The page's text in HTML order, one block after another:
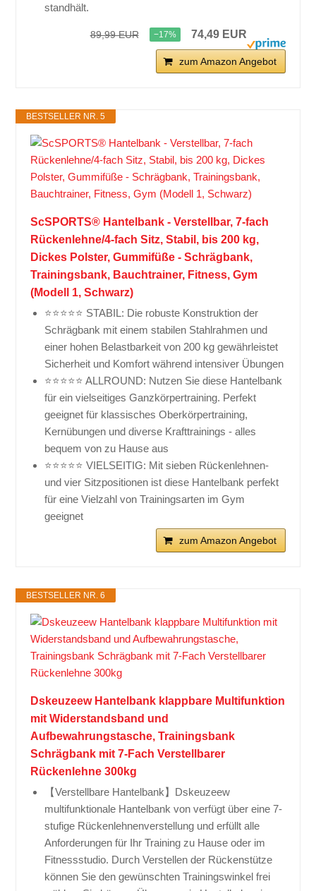
standhält.
89,99 EUR −17% 74,49 EUR
zum Amazon Angebot
BESTSELLER NR. 5
ScSPORTS® Hantelbank - Verstellbar, 7-fach
Rückenlehne/4-fach Sitz, Stabil, bis 200 kg,
Dickes Polster, Gummifüße - Schrägbank,
Trainingsbank, Bauchtrainer, Fitness, Gym
(Modell 1, Schwarz)
⭐⭐⭐⭐⭐ STABIL: Die robuste Konstruktion der
Schrägbank mit einem stabilen Stahlrahmen und
einer hohen Belastbarkeit von 200 kg gewährleistet
Sicherheit und Komfort während intensiver Übungen
⭐⭐⭐⭐⭐ ALLROUND: Nutzen Sie diese Hantelbank
für ein vielseitiges Ganzkörpertraining. Perfekt
geeignet für klassisches Oberkörpertraining,
Kernübungen und diverse Krafttrainings - alles
bequem von zu Hause aus
⭐⭐⭐⭐⭐ VIELSEITIG: Mit sieben Rückenlehnen-
und vier Sitzpositionen ist diese Hantelbank perfekt
für eine Vielzahl von Trainingsarten im Gym
geeignet
zum Amazon Angebot
BESTSELLER NR. 6
Dskeuzeew Hantelbank klappbare Multifunktion
mit Widerstandsband und
Aufbewahrungstasche, Trainingsbank
Schrägbank mit 7-Fach Verstellbarer
Rückenlehne 300kg
【Verstellbare Hantelbank】Dskeuzeew
multifunktionale Hantelbank von verfügt über eine 7-
stufige Rückenlehnenverstellung und erfüllt alle
Anforderungen für Ihr Training zu Hause oder im
Fitnessstudio. Durch Verstellen der Rückenstütze
können Sie den gewünschten Trainingswinkel frei